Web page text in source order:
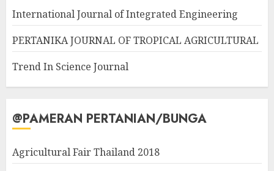
International Journal of Integrated Engineering
PERTANIKA JOURNAL OF TROPICAL AGRICULTURAL
Trend In Science Journal
@PAMERAN PERTANIAN/BUNGA
Agricultural Fair Thailand 2018